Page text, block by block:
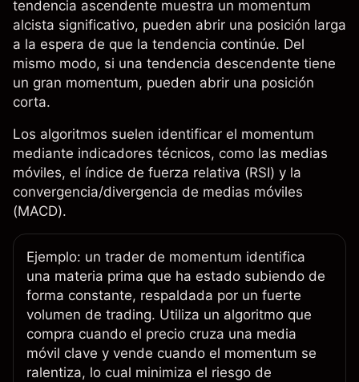
tendencia ascendente muestra un momentum
alcista significativo, pueden abrir una posición larga
a la espera de que la tendencia continúe. Del
mismo modo, si una tendencia descendente tiene
un gran momentum, pueden abrir una posición
corta.
Los algoritmos suelen identificar el momentum
mediante indicadores técnicos, como las medias
móviles, el índice de fuerza relativa (RSI) y la
convergencia/divergencia de medias móviles
(MACD).
Ejemplo: un trader de momentum identifica
una materia prima que ha estado subiendo de
forma constante, respaldada por un fuerte
volumen de trading. Utiliza un algoritmo que
compra cuando el precio cruza una media
móvil clave y vende cuando el momentum se
ralentiza, lo cual minimiza el riesgo de